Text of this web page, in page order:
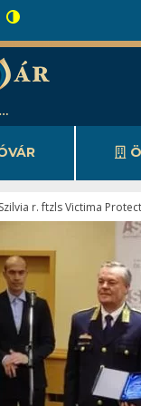
r. ftzls Victima